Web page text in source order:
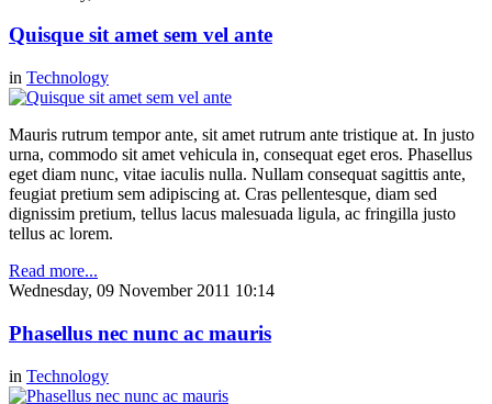
Quisque sit amet sem vel ante
in Technology
Mauris rutrum tempor ante, sit amet rutrum ante tristique at. In justo
urna, commodo sit amet vehicula in, consequat eget eros. Phasellus
eget diam nunc, vitae iaculis nulla. Nullam consequat sagittis ante,
feugiat pretium sem adipiscing at. Cras pellentesque, diam sed
dignissim pretium, tellus lacus malesuada ligula, ac fringilla justo
tellus ac lorem.
Read more...
Wednesday, 09 November 2011 10:14
Phasellus nec nunc ac mauris
in Technology